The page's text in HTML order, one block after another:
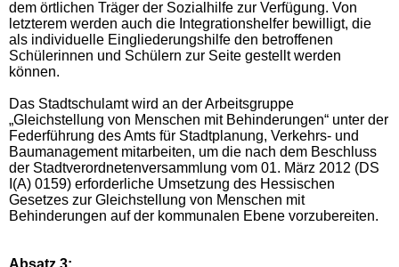
dem örtlichen Träger der Sozialhilfe zur Verfügung. Von
letzterem werden auch die Integrationshelfer bewilligt, die
als individuelle Eingliederungshilfe den betroffenen
Schülerinnen und Schülern zur Seite gestellt werden
können.
Das Stadtschulamt wird an der Arbeitsgruppe
„Gleichstellung von Menschen mit Behinderungen“ unter der
Federführung des Amts für Stadtplanung, Verkehrs- und
Baumanagement mitarbeiten, um die nach dem Beschluss
der Stadtverordnetenversammlung vom 01. März 2012 (DS
I(A) 0159) erforderliche Umsetzung des Hessischen
Gesetzes zur Gleichstellung von Menschen mit
Behinderungen auf der kommunalen Ebene vorzubereiten.
Absatz 3: